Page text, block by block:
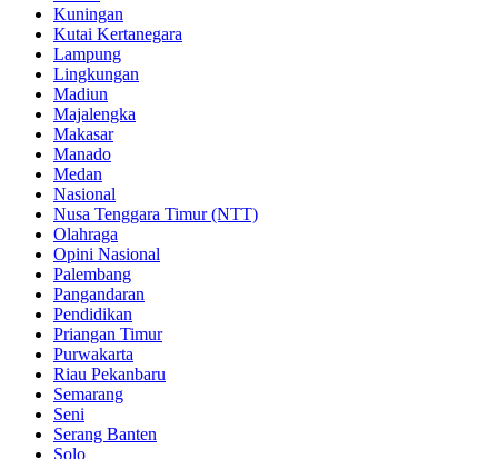
Kuningan
Kutai Kertanegara
Lampung
Lingkungan
Madiun
Majalengka
Makasar
Manado
Medan
Nasional
Nusa Tenggara Timur (NTT)
Olahraga
Opini Nasional
Palembang
Pangandaran
Pendidikan
Priangan Timur
Purwakarta
Riau Pekanbaru
Semarang
Seni
Serang Banten
Solo